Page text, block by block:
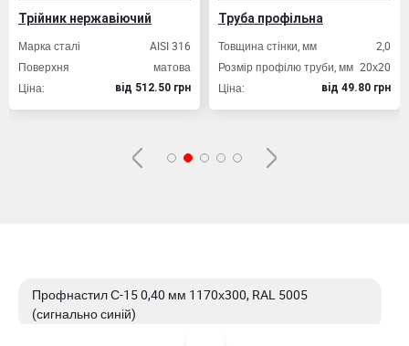
Трійник нержавіючий
Марка сталі
AISI 316
Поверхня
матова
Ціна:
вiд 512.50 грн
Труба профільна
Товщина стінки, мм
2,0
Розмір профілю труби, мм 20х20
Ціна:
вiд 49.80 грн
Профнастил С-15 0,40 мм 1170х300, RAL 5005
(сигнально синій)